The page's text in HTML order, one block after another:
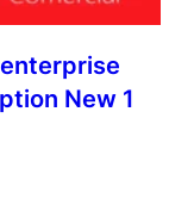
New 1